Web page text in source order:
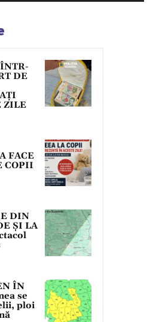
DE
ZILE
FACE
COPII
DIN
ȘI LA
ÎN
se
ploi